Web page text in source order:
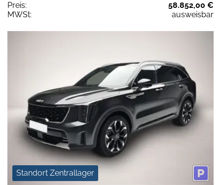
Preis:
58.852,00 €
MWSt:
ausweisbar
Standort Zentrallager